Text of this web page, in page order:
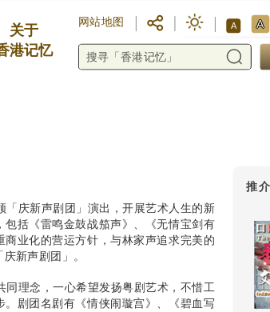
关于
港记忆
网站地图 A A
庆新声剧团」演出，开展艺术人生的新
括《雷鸣金鼓战笳声》、《无情宝剑有
业化的营运方针，与林家声追求完美的
新声剧团」。
理念，一心希望发扬粤剧艺术，不惜工
剧团名剧有《情侠闹璇宫》、《碧血写
推